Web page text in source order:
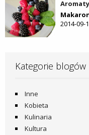
2014-09-
Kategorie blogów
Inne
Kobieta
Kulinaria
Kultura